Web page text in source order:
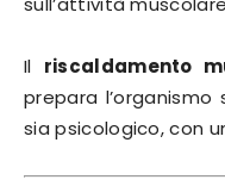
Il riscaldamento
prepara
sia psicologico, con